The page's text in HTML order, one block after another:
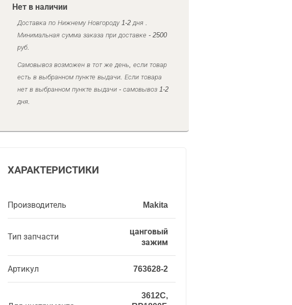
Нет в наличии
Доставка по Нижнему Новгороду 1-2 дня .
Минимальная сумма заказа при доставке - 2500
руб.
Самовывоз возможен в тот же день, если товар
есть в выбранном пункте выдачи. Если товара
нет в выбранном пункте выдачи - самовывоз 1-2
дня.
ХАРАКТЕРИСТИКИ
Производитель Makita
Тип запчасти
цанговый
зажим
Артикул 763628-2
3612C,